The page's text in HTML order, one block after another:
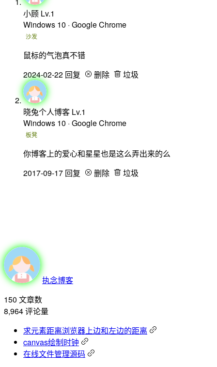
小顾 Lv.1
Windows 10 · Google Chrome
沙发
鼠标的气泡真不错
2024-02-22 回复 删除 垃圾
晓兔个人博客 Lv.1
Windows 10 · Google Chrome
板凳
你博客上的爱心和星星也是这么弄出来的么
2017-09-17 回复 删除 垃圾
执念博客
150 文章数
8,964评论量
求元素距离浏览器上边和左边的距离
canvas绘制时钟
在线文件管理源码